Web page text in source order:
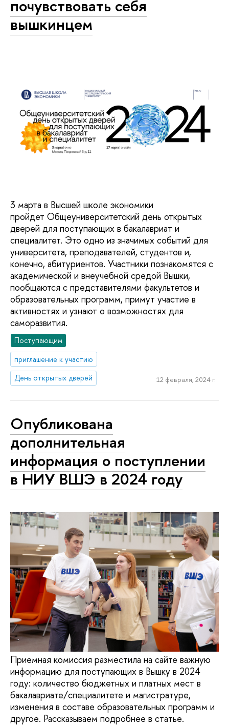
почувствовать себя
вышкинцем
3 марта в Высшей школе экономики
пройдет Общеуниверситетский день открытых
дверей для поступающих в бакалавриат и
специалитет. Это одно из значимых событий для
университета, преподавателей, студентов и,
конечно, абитуриентов. Участники познакомятся с
академической и внеучебной средой Вышки,
пообщаются с представителями факультетов и
образовательных программ, примут участие в
активностях и узнают о возможностях для
саморазвития.
Поступающим
приглашение к участию
День открытых дверей
12 февраля, 2024 г.
Опубликована
дополнительная
информация о поступлении
в НИУ ВШЭ в 2024 году
Приемная комиссия разместила на сайте важную
информацию для поступающих в Вышку в 2024
году: количество бюджетных и платных мест в
бакалавриате/специалитете и магистратуре,
изменения в составе образовательных программ и
другое. Рассказываем подробнее в статье.